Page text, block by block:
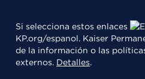
Si selecciona estos enlaces
KP.org/espanol. Kaiser
de la información o las
externos. Detalles.